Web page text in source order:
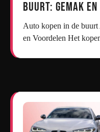
Buurt: Gemak
Auto kopen in de buurt Auto kopen in de buurt: Gemak
en Voordelen Het